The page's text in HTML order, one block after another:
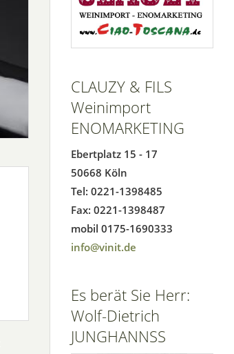
CLAUZY & FILS
Weinimport
ENOMARKETING
Ebertplatz 15 - 17
50668 Köln
Tel: 0221-1398485
Fax: 0221-1398487
mobil 0175-1690333
info@vinit.de
Es berät Sie Herr:
Wolf-Dietrich
JUNGHANNSS